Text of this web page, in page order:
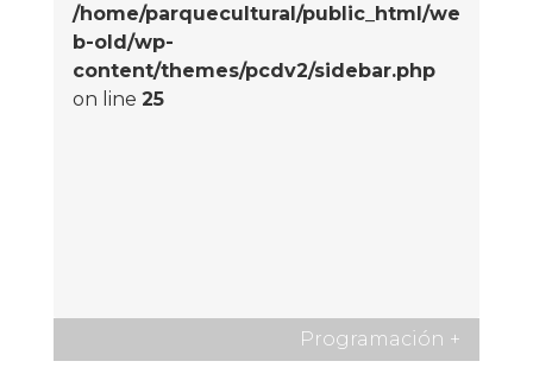
/home/parquecultural/public_html/we
b-old/wp-
content/themes/pcdv2/sidebar.php
on line 25
Programación +